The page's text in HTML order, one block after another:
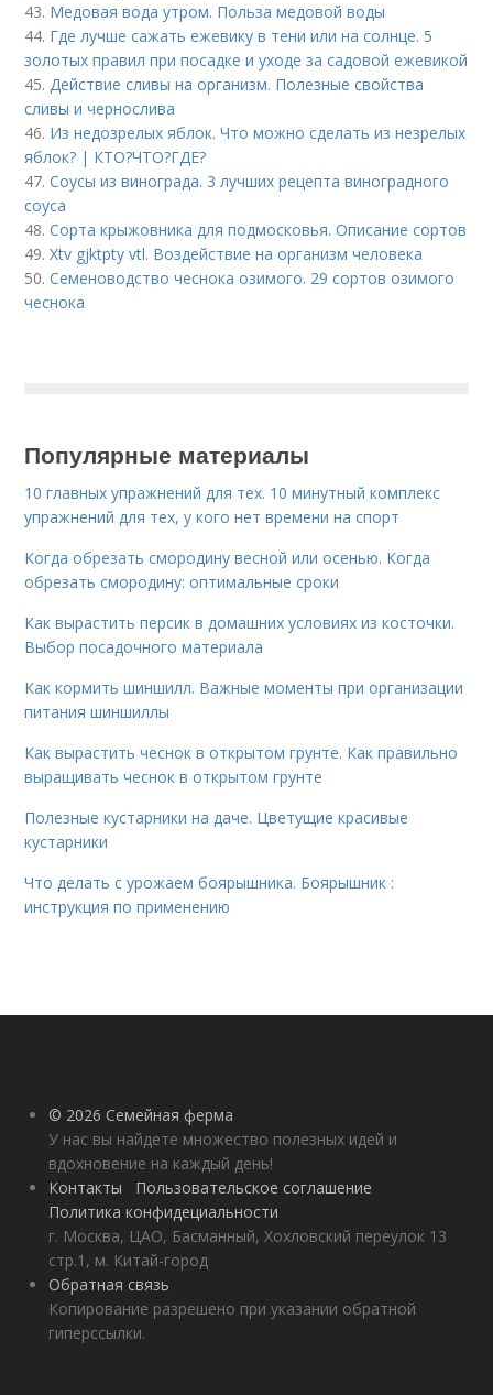
43. Медовая вода утром. Польза медовой воды
44. Где лучше сажать ежевику в тени или на солнце. 5
золотых правил при посадке и уходе за садовой ежевикой
45.Действие сливы на организм. Полезные свойства
сливы и чернослива
46. Из недозрелых яблок. Что можно сделать из незрелых
яблок? | КТО?ЧТО?ГДЕ?
47.Соусы из винограда. 3 лучших рецепта виноградного
соуса
48.Сорта крыжовника для подмосковья. Описание сортов
49.Xtv gjktpty vtl. Воздействие на организм человека
50.Семеноводство чеснока озимого. 29 сортов озимого
чеснока
Популярные материалы
10 главных упражнений для тех. 10 минутный комплекс
упражнений для тех, у кого нет времени на спорт
Когда обрезать смородину весной или осенью. Когда
обрезать смородину: оптимальные сроки
Как вырастить персик в домашних условиях из косточки.
Выбор посадочного материала
Как кормить шиншилл. Важные моменты при организации
питания шиншиллы
Как вырастить чеснок в открытом грунте. Как правильно
выращивать чеснок в открытом грунте
Полезные кустарники на даче. Цветущие красивые
кустарники
Что делать с урожаем боярышника. Боярышник :
инструкция по применению
© 2026 Семейная ферма
У нас вы найдете множество полезных идей и
вдохновение на каждый день!
Контакты
Пользовательское соглашение
Политика конфидециальности
г. Москва, ЦАО, Басманный, Хохловский переулок 13
стр.1, м. Китай-город
Обратная связь
Копирование разрешено при указании обратной
гиперссылки.